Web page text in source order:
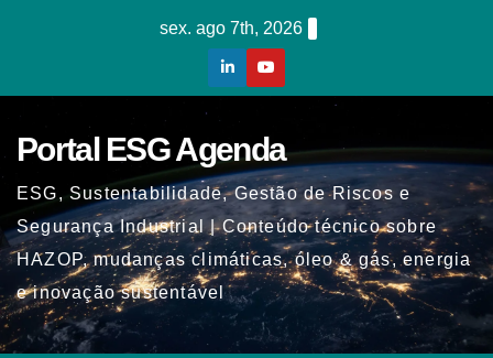
sex. ago 7th, 2026
Portal ESG Agenda
ESG, Sustentabilidade, Gestão de Riscos e
Segurança Industrial | Conteúdo técnico sobre
HAZOP, mudanças climáticas, óleo & gás, energia
e inovação sustentável